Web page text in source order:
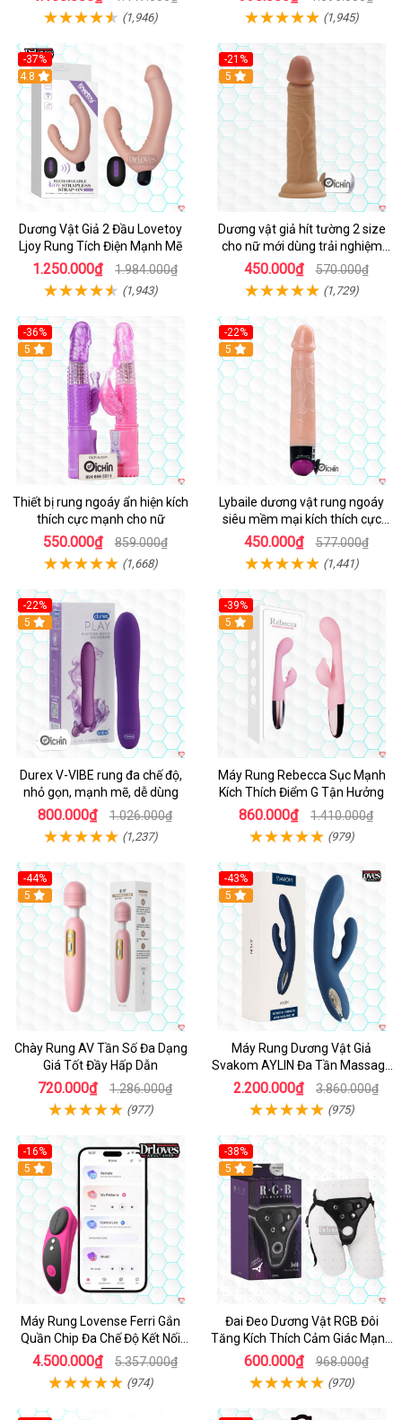
(1,946) (1,945)
-37%
Hot
4.8
Dương Vật Giả 2 Đầu Lovetoy
Ljoy Rung Tích Điện Mạnh Mẽ
1.250.000₫ 1.984.000₫
(1,943)
-21%
Hot
5
Dương vật giả hít tường 2 size
cho nữ mới dùng trải nghiệm
thật
450.000₫ 570.000₫
(1,729)
-36%
Hot
5
Thiết bị rung ngoáy ẩn hiện kích
thích cực mạnh cho nữ
550.000₫ 859.000₫
(1,668)
-22%
Hot
5
Lybaile dương vật rung ngoáy
siêu mềm mại kích thích cực
mạnh
450.000₫ 577.000₫
(1,441)
-22%
Hot
5
Durex V-VIBE rung đa chế độ,
nhỏ gọn, mạnh mẽ, dễ dùng
800.000₫ 1.026.000₫
(1,237)
-39%
Hot
5
Máy Rung Rebecca Sục Mạnh
Kích Thích Điểm G Tận Hưởng
860.000₫ 1.410.000₫
(979)
-44%
Hot
5
Chày Rung AV Tần Số Đa Dạng
Giá Tốt Đầy Hấp Dẫn
720.000₫ 1.286.000₫
(977)
-43%
Hot
5
Máy Rung Dương Vật Giả
Svakom AYLIN Đa Tần Massage
Sướng
2.200.000₫ 3.860.000₫
(975)
-16%
Hot
5
Máy Rung Lovense Ferri Gắn
Quần Chip Đa Chế Độ Kết Nối
App
4.500.000₫ 5.357.000₫
(974)
-38%
Hot
5
Đai Đeo Dương Vật RGB Đôi
Tăng Kích Thích Cảm Giác Mạnh
Mẽ
600.000₫ 968.000₫
(970)